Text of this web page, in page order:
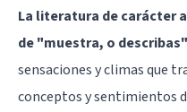
La literatura de carácter
de "muestra, o describas"
sensaciones y climas que
conceptos y sentimientos